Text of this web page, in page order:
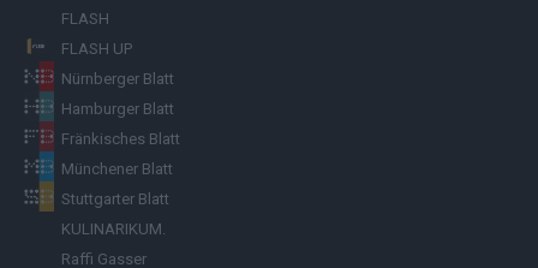
FLASH
FLASH UP
Nürnberger Blatt
Hamburger Blatt
Fränkisches Blatt
Münchener Blatt
Stuttgarter Blatt
KULINARIKUM.
Raffi Gasser